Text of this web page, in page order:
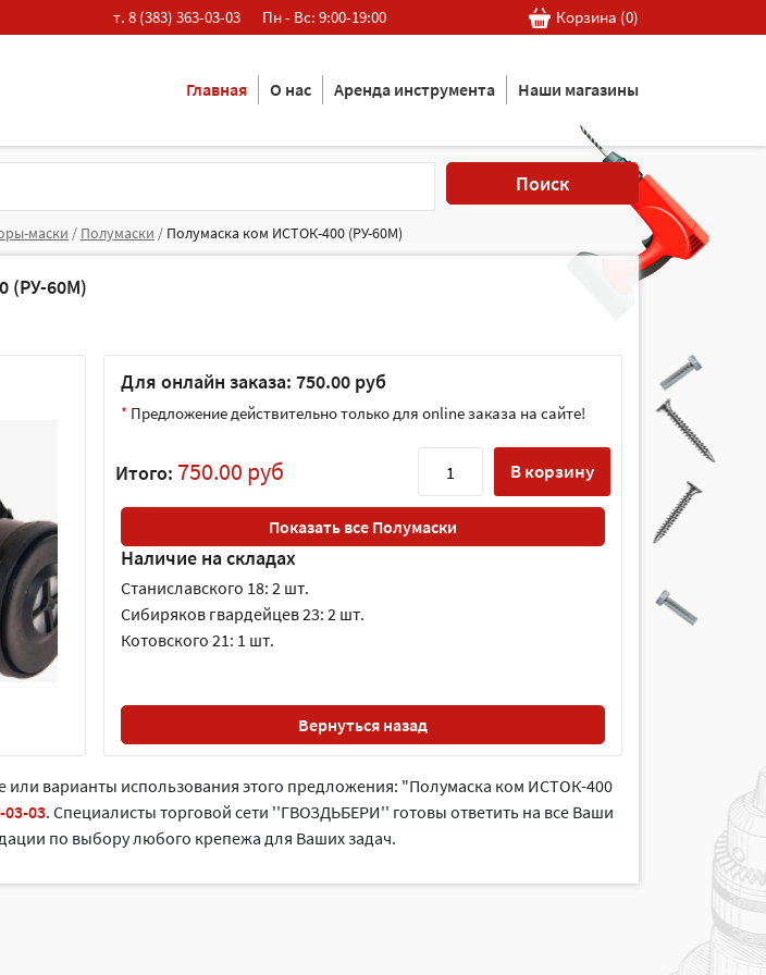
т. 8 (383) 363-03-03 Пн - Вс: 9:00-19:00 Корзина (0)
Главная О нас Аренда инструмента Наши магазины
Поиск
маски / Полумаски / Полумаска ком ИСТОК-400 (РУ-60М)
(РУ-60М)
Для онлайн заказа: 750.00 руб
* Предложение действительно только для online заказа на сайте!
Итого: 750.00 руб В корзину
Показать все Полумаски
Наличие на складах
Станиславского 18: 2 шт.
Сибиряков гвардейцев 23: 2 шт.
Котовского 21: 1 шт.
Вернуться назад
или варианты использования этого предложения: "Полумаска ком ИСТОК-400
03-03. Cпециалисты торговой сети ''ГВОЗДЬБЕРИ'' готовы ответить на все Ваши
по выбору любого крепежа для Ваших задач.